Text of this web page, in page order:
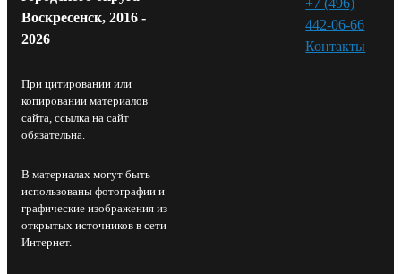
Воскресенск, 2016 -
2026
При цитировании или
копировании материалов
сайта, ссылка на сайт
обязательна.
В материалах могут быть
использованы фотографии и
графические изображения из
открытых источников в сети
Интернет.
442-06-66
Контакты⁠